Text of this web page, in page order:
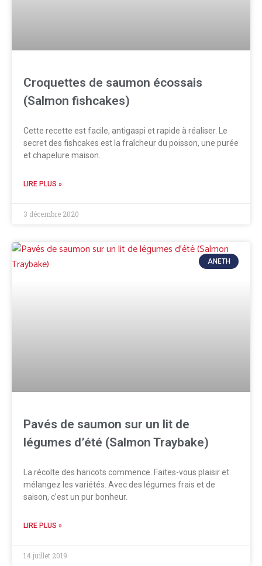
Croquettes de saumon écossais
(Salmon fishcakes)
Cette recette est facile, antigaspi et rapide à réaliser. Le
secret des fishcakes est la fraîcheur du poisson, une purée
et chapelure maison.
LIRE PLUS »
3 décembre 2020
ANETH
Pavés de saumon sur un lit de
légumes d’été (Salmon Traybake)
La récolte des haricots commence. Faites-vous plaisir et
mélangez les variétés. Avec des légumes frais et de
saison, c’est un pur bonheur.
LIRE PLUS »
14 juillet 2019